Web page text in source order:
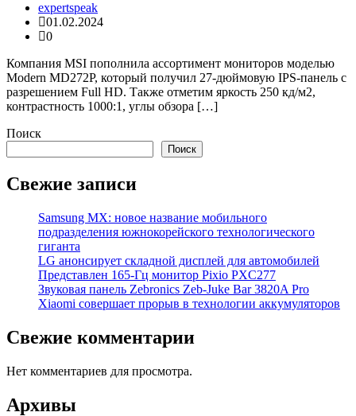
expertspeak
01.02.2024
0
Компания MSI пополнила ассортимент мониторов моделью
Modern MD272P, который получил 27-дюймовую IPS-панель с
разрешением Full HD. Также отметим яркость 250 кд/м2,
контрастность 1000:1, углы обзора […]
Поиск
Поиск
Свежие записи
Samsung MX: новое название мобильного
подразделения южнокорейского технологического
гиганта
LG анонсирует складной дисплей для автомобилей
Представлен 165-Гц монитор Pixio PXC277
Звуковая панель Zebronics Zeb-Juke Bar 3820A Pro
Xiaomi совершает прорыв в технологии аккумуляторов
Свежие комментарии
Нет комментариев для просмотра.
Архивы